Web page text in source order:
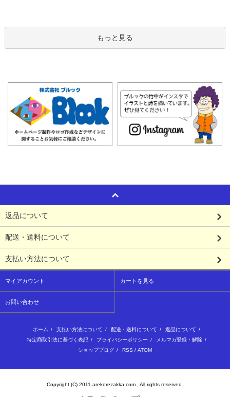
もっと見る
返品について
配送・送料について
支払い方法について
マイアカウント カートを見る
お問い合わせ
ホーム / 支払い方法について / 配送・送料について / 返品について /
特定商取引法に基づく表記 / プライバシーポリシー / メルマガ登録・解除 /
ショップブログ / RSS / ATOM
Copyright (C) 2011 arekorezakka.com , All rights reserved.